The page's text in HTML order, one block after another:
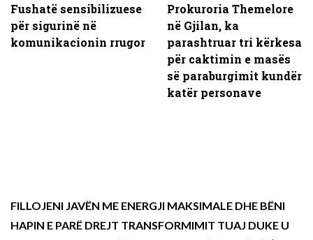
Fushatë sensibilizuese
për sigurinë në
komunikacionin rrugor
Prokuroria Themelore
në Gjilan, ka
parashtruar tri kërkesa
për caktimin e masës
së paraburgimit kundër
katër personave
FILLOJENI JAVËN ME ENERGJI MAKSIMALE DHE BËNI
HAPIN E PARË DREJT TRANSFORMIMIT TUAJ DUKE U